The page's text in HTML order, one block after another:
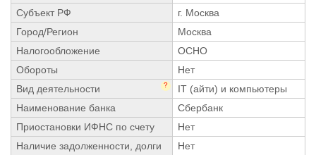
Субъект РФ
г. Москва
Город/Регион
Москва
Налогообложение
ОСНО
Обороты
Нет
Вид деятельности
?
IT (айти) и компьютеры
Наименование банка
Сбербанк
Приостановки ИФНС по счету
Нет
Наличие задолженности, долги
Нет